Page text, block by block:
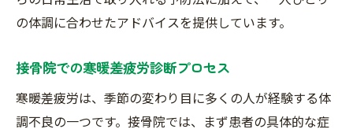
施術を通じて得られる健康効果
接骨院の施術が健康維持に役立つ理由
寒暖差疲労改善と生活の質向上
の体調に合わせたアドバイスを提供しています。
接骨院での寒暖差疲労診断プロセス
寒暖差疲労は、季節の変わり目に多くの人が経験する体
調不良の一つです。接骨院では、まず患者の具体的な症